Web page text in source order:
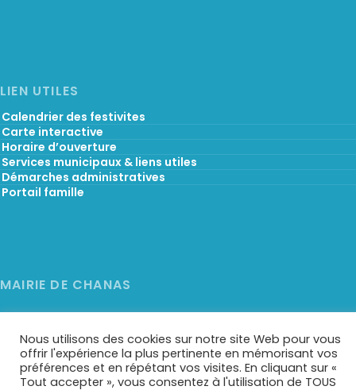
LIEN UTILES
Calendrier des festivites
Carte interactive
Horaire d’ouverture
Services municipaux & liens utiles
Démarches administratives
Portail famille
MAIRIE DE CHANAS
38150 Chanas
0474843377
Nous contacter
Nous utilisons des cookies sur notre site Web pour vous
offrir l'expérience la plus pertinente en mémorisant vos
préférences et en répétant vos visites. En cliquant sur «
Tout accepter », vous consentez à l'utilisation de TOUS